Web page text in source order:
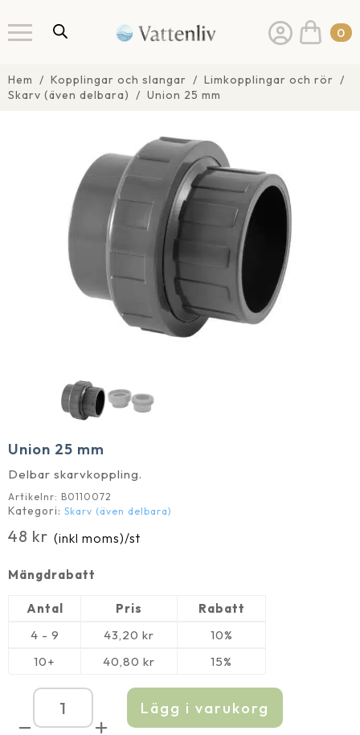
0
Hem Kopplingar och slangar
Limkopplingar och rör
Skarv (även delbara)
Union 25 mm
Union 25 mm
Delbar skarvkoppling.
Artikelnr: B0110072
Kategori: Skarv (även delbara)
48 kr (inkl moms)/st
Mängdrabatt
Antal Pris
Rabatt
4 - 9
43,20 kr
10%
10+
40,80 kr 15%
Union
25
Lägg i varukorg